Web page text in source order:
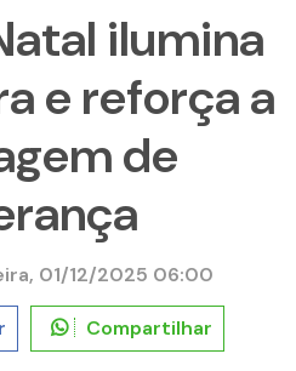
ilumina
e reforça a
de
01/12/2025 06:00
Compartilhar